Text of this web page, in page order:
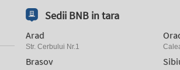
Sedii BNB in tara
Arad
Str. Cerbului Nr.1
Brasov